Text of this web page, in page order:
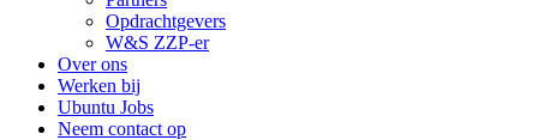
Opdrachtgevers
W&S ZZP-er
Over ons
Werken bij
Ubuntu Jobs
Neem contact op